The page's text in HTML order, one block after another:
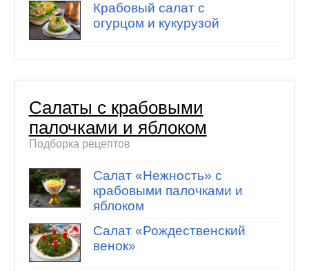
Крабовый салат с
огурцом и кукурузой
Салаты с крабовыми
палочками и яблоком
Подборка рецептов
Салат «Нежность» с
крабовыми палочками и
яблоком
Салат «Рождественский
венок»